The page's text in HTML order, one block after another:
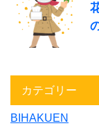
カテゴリー
BIHAKUEN